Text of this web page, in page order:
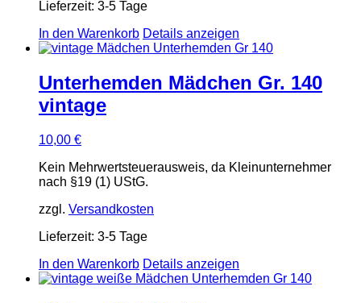
Lieferzeit: 3-5 Tage
In den Warenkorb Details anzeigen
Unterhemden Mädchen Gr. 140
vintage
10,00 €
Kein Mehrwertsteuerausweis, da Kleinunternehmer
nach §19 (1) UStG.
zzgl. Versandkosten
Lieferzeit: 3-5 Tage
In den Warenkorb Details anzeigen